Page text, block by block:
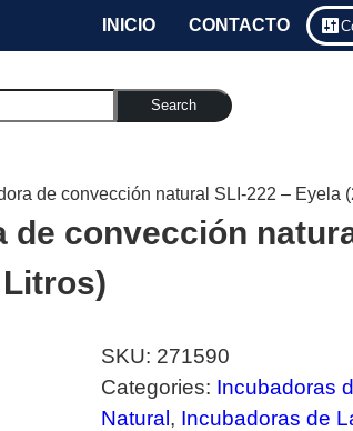
INICIO CONTACTO
Search
de convección natural SLI-222 – Eyela
de convección
SKU: 271590
Categories: Incubadoras
Natural , Incubadoras de